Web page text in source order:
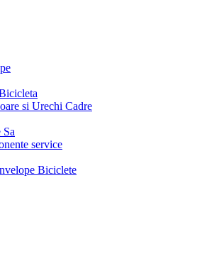
si Urechi Cadre
service
Biciclete